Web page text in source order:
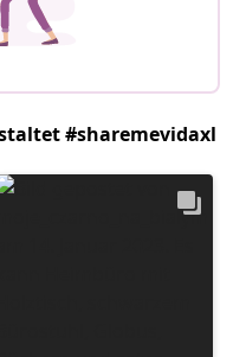
#sharemevidaxl